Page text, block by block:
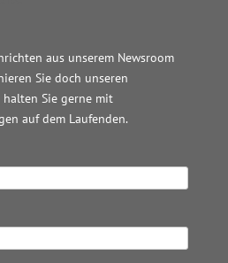
aus unserem Newsroom
Sie doch unseren
halten Sie gerne mit
auf dem Laufenden.